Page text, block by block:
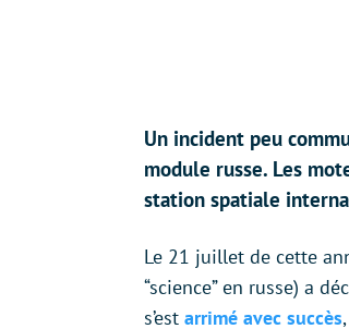
Un incident peu
module russe. Les
station spatiale
Le 21 juillet de cette
“science” en russe) a
s’est arrimé avec succès